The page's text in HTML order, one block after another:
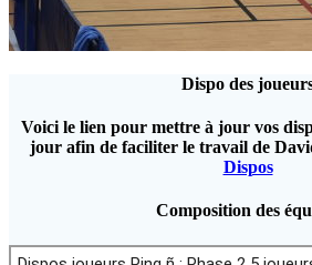
Dispo des
Voici le lien pour mettre à jour vos
jour afin de faciliter le travail de
Dispos
Composition des